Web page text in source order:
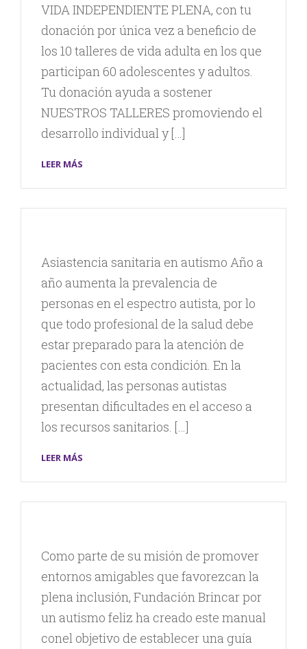
VIDA INDEPENDIENTE PLENA, con tu
donación por única vez a beneficio de
los 10 talleres de vida adulta en los que
participan 60 adolescentes y adultos.
Tu donación ayuda a sostener
NUESTROS TALLERES promoviendo el
desarrollo individual y […]
LEER MÁS
Asiastencia sanitaria en autismo Año a
año aumenta la prevalencia de
personas en el espectro autista, por lo
que todo profesional de la salud debe
estar preparado para la atención de
pacientes con esta condición. En la
actualidad, las personas autistas
presentan dificultades en el acceso a
los recursos sanitarios. […]
LEER MÁS
Como parte de su misión de promover
entornos amigables que favorezcan la
plena inclusión, Fundación Brincar por
un autismo feliz ha creado este manual
conel objetivo de establecer una guía